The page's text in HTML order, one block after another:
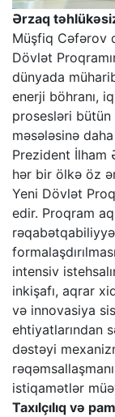
Ərzaq
Müşfiq Cəfərov
Dövlət
dünyada
enerji böhranı,
prosesləri
məsələsinə
Prezident İlham
hər bir ölkə öz
Yeni Dövlət
edir. Proqram
intensiv
inkişafı, aqrar
və innovasiya
ehtiyatlarından
dəstəyi
istiqamətlər
Taxılçılıq və